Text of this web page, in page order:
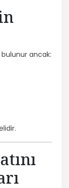
ancak: